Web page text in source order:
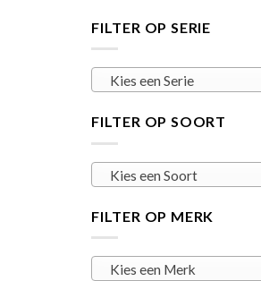
FILTER OP SERIE
Kies een Serie
FILTER OP SOORT
Kies een Soort
FILTER OP MERK
Kies een Merk